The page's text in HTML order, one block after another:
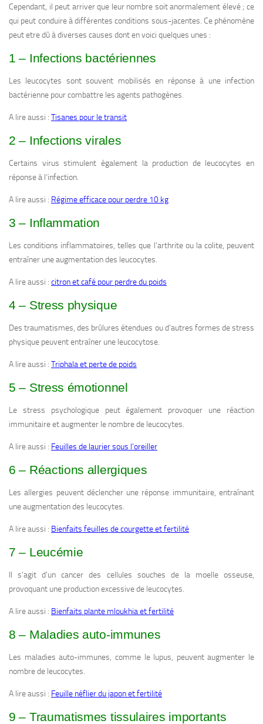
Cependant, il peut arriver que leur nombre soit anormalement élevé ; ce
qui peut conduire à différentes conditions sous-jacentes. Ce phénomène
peut etre dû à diverses causes dont en voici quelques unes :
1 – Infections bactériennes
Les leucocytes sont souvent mobilisés en réponse à une infection
bactérienne pour combattre les agents pathogènes.
A lire aussi : Tisanes pour le transit
2 – Infections virales
Certains virus stimulent également la production de leucocytes en
réponse à l’infection.
A lire aussi : Régime efficace pour perdre 10 kg
3 – Inflammation
Les conditions inflammatoires, telles que l’arthrite ou la colite, peuvent
entraîner une augmentation des leucocytes.
A lire aussi : citron et café pour perdre du poids
4 – Stress physique
Des traumatismes, des brûlures étendues ou d’autres formes de stress
physique peuvent entraîner une leucocytose.
A lire aussi : Triphala et perte de poids
5 – Stress émotionnel
Le stress psychologique peut également provoquer une réaction
immunitaire et augmenter le nombre de leucocytes.
A lire aussi : Feuilles de laurier sous l’oreiller
6 – Réactions allergiques
Les allergies peuvent déclencher une réponse immunitaire, entraînant
une augmentation des leucocytes.
A lire aussi : Bienfaits feuilles de courgette et fertilité
7 – Leucémie
Il s’agit d’un cancer des cellules souches de la moelle osseuse,
provoquant une production excessive de leucocytes.
A lire aussi : Bienfaits plante mloukhia et fertilité
8 – Maladies auto-immunes
Les maladies auto-immunes, comme le lupus, peuvent augmenter le
nombre de leucocytes.
A lire aussi : Feuille néflier du japon et fertilité
9 – Traumatismes tissulaires importants